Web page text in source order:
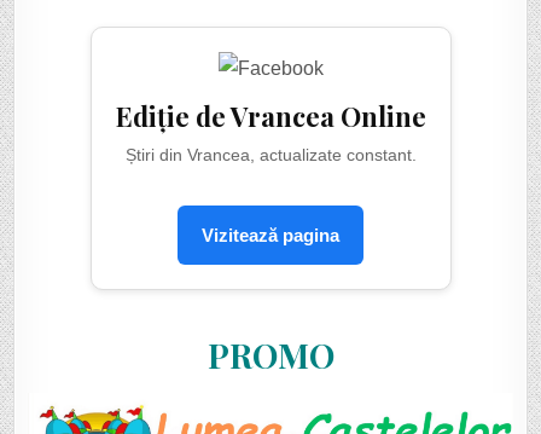
Ediție de Vrancea Online
Știri din Vrancea, actualizate constant.
Vizitează pagina
PROMO